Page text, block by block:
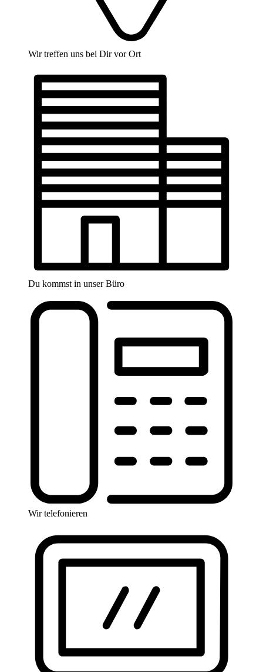
Wir treffen uns bei Dir vor Ort
Du kommst in unser Büro
Wir telefonieren